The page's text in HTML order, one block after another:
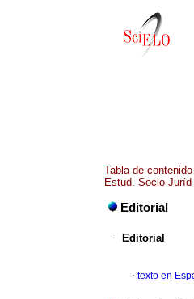
Tabla de contenido
Estud. Socio-
Editorial
· Editorial
· texto en